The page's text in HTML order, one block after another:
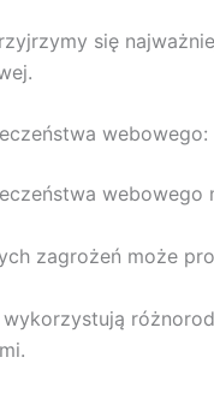
się
webowego
zagrożeń może